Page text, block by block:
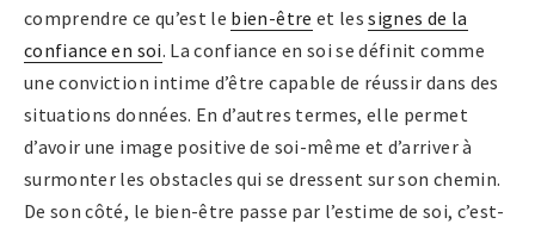
comprendre ce qu’est le bien-être et lessignes de la
confiance en soi. La confiance en soi se définit comme
une conviction intime d’être capable de réussir dans des
situations données. En d’autres termes, elle permet
d’avoir une image positive de soi-même et d’arriver à
surmonter les obstacles qui se dressent sur son chemin.
De son côté, le bien-être passe par l’estime de soi, c’est-